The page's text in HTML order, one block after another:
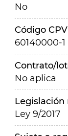
No
Código CPV
60140000-1
Contrato/
No aplica
Ley 9/2017